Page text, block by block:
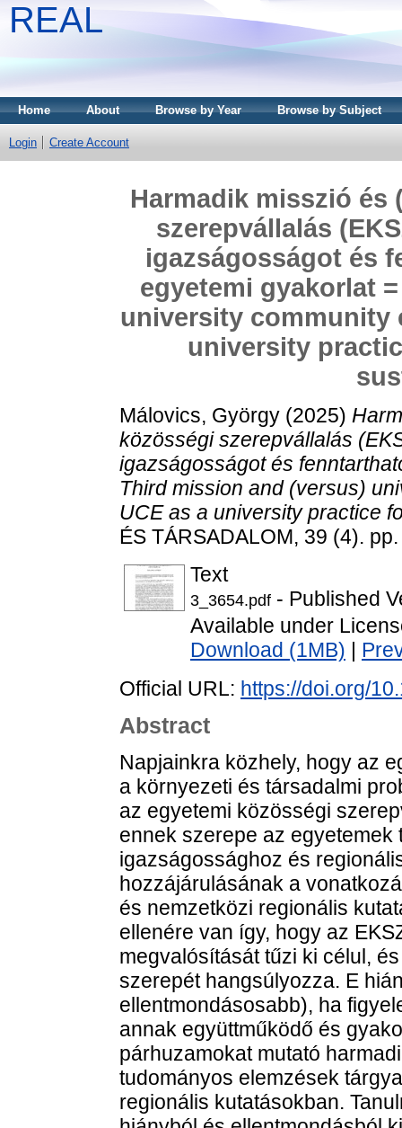
REAL
Home About Browse by Year Browse by Subject
Login Create Account
Harmadik misszió és
szerepvállalás
igazságosságot és
egyetemi gyakorlat
university community
university
Málovics, György (2025)
közösségi szerepvállalás
igazságosságot és
Third mission and (versus)
UCE as a university practice
ÉS TÁRSADALOM, 39 (4).
Text
3_3654.pdf - Published
Available under
Download (1MB)
Official URL: https://doi.org/
Abstract
Napjainkra közhely, hogy az
a környezeti és társadalmi
az egyetemi közösségi
ennek szerepe az
igazságossághoz és
hozzájárulásának a
és nemzetközi regionális
ellenére van így, hogy az
megvalósítását tűzi ki célul,
szerepét hangsúlyozza. E
ellentmondásosabb), ha
annak együttműködő és
párhuzamokat mutató
tudományos elemzések
regionális kutatásokban.